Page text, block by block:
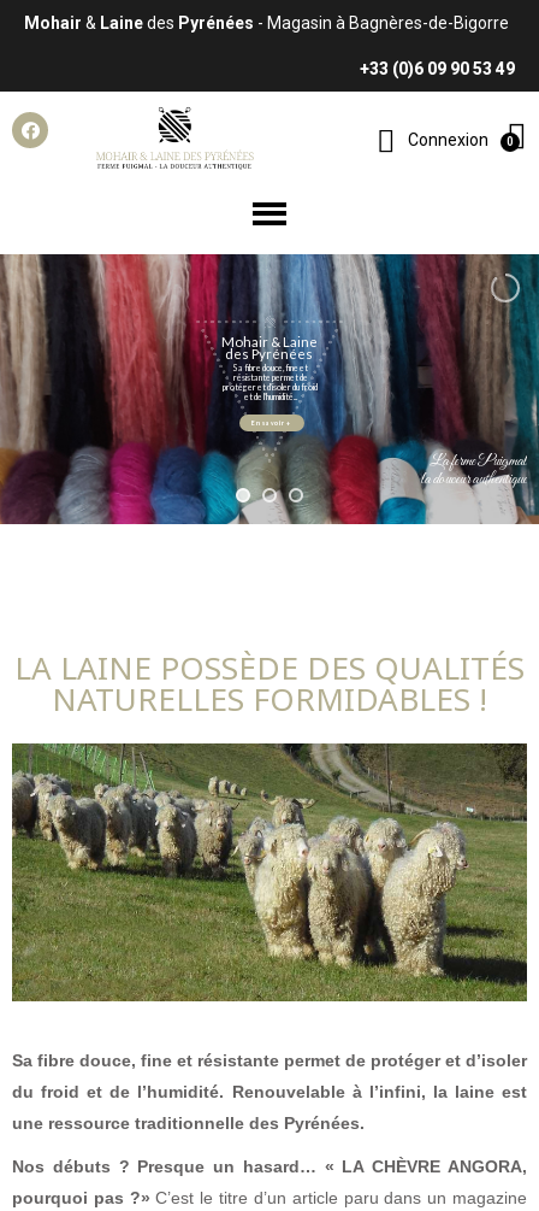
Mohair & Lainedes Pyrénées - Magasin à Bagnères-de-Bigorre
+33 (0)6 09 90 53 49
Connexion
LafermePuigmal
ladouceurauthentique
Mohair &Laine
des Pyrénées
Sa fibre douce, fineet
résistante permetde
protégeretd’isolerdufroid
etde l’humidité...
En savoir +
LA LAINE POSSÈDE DES QUALITÉS
NATURELLES FORMIDABLES !
Sa fibre douce, fine et résistante permet de protéger et d’isoler
du froid et de l’humidité. Renouvelable à l’infini, la laine est
une ressource traditionnelle des Pyrénées.
Nos débuts ? Presque un hasard… « LA CHÈVRE ANGORA,
pourquoi pas ?» C’est le titre d’un article paru dans un magazine